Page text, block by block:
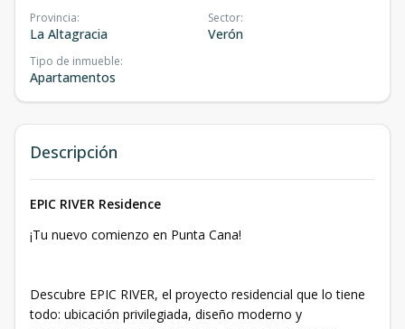
Provincia:
La Altagracia
Sector:
Verón
Tipo de inmueble:
Apartamentos
Descripción
EPIC RIVER Residence
¡Tu nuevo comienzo en Punta Cana!
Descubre EPIC RIVER, el proyecto residencial que lo tiene
todo: ubicación privilegiada, diseño moderno y